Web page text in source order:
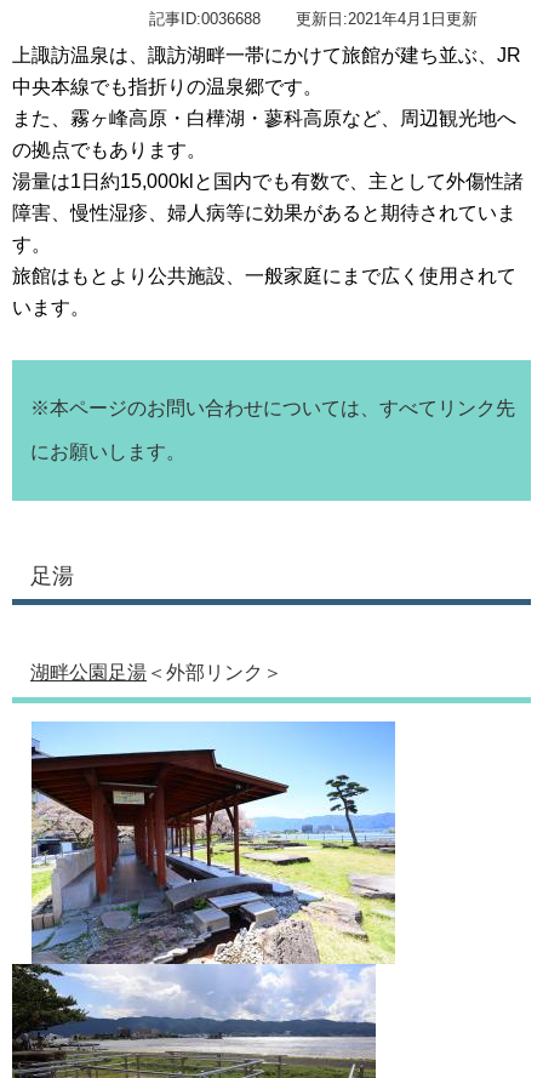
記事ID:0036688 更新日:2021年4月1日更新
上諏訪温泉は、諏訪湖畔一帯にかけて旅館が建ち並ぶ、JR
中央本線でも指折りの温泉郷です。
また、霧ヶ峰高原・白樺湖・蓼科高原など、周辺観光地へ
の拠点でもあります。
湯量は1日約15,000klと国内でも有数で、主として外傷性諸
障害、慢性湿疹、婦人病等に効果があると期待されていま
す。
旅館はもとより公共施設、一般家庭にまで広く使用されて
います。
※本ページのお問い合わせについては、すべてリンク先
にお願いします。
足湯
湖畔公園足湯 ＜外部リンク＞